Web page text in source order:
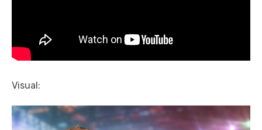
Visual: